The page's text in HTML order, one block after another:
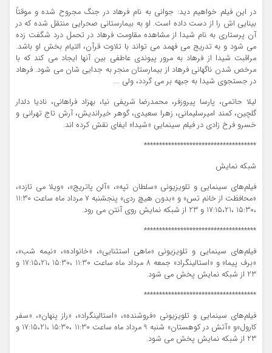
در این فیلم خواهیم دید: جوانی به نام فرهاد در جنگ مجروح شده و موقتاً
بینایی اش را از دست داده است. او به بیمارستانی صحرایی منتقل شده که در
آن پرستاری به نام شیدا از مشاهده مقاومت فرهاد در تحمل درد شگفت زده
می شود و به تدریج می فهمد می تواند با تلاوت قرآن، التیام بخش او باشد.
مراقبت شیدا از فرهاد به مرور پیوندی عاطفی بین آنها ایجاد می کند که با
مرخص شدن ناگهانی فرهاد از بیمارستان منجر به جدایی شان می شود. فرهاد
در جستجوی شیدا به جبهه بر می گردد، ولی ….
لیلا حاتمی، پارسا پیروزفر، محمدرضا شریفی نیا، بهزاد فراهانی، نادیا دلدار
گلچین، کمند امیرسلیمانی، زهرا سعیدی، گوهر خیراندیش، آرش تاج تهرانی و
خسرو فرخ زادی در فیلم سینمایی «شیدا» ایفای نقش کرده اند.
*************************************
شبکه نمایش
فیلم‌های سینمایی و تلویزیونی «سلطان تپه»، «آلن پاتریج»، «ویلا می تازد»،
«محافظت از خانم تس» و «بدون هیچ ردی» پنجشنبه 7 مرداد ماه ساعت 11:30
،15:30 ،17:15،21 و 23 از شبکه نمایش روی آنتن می رود.
*************************************
فیلم‌های سینمایی ‌و تلویزیونی «ماهی استثنایی»، «خانواده»، «نیمه شب»،
«برف پیما» و «استالینگراد» جمعه 8 مرداد ماه ساعت 11:30 ،15:30 ،17:15،21 و
23 از شبکه نمایش پخش می شود.
*************************************
فیلم‌های سینمایی ‌و تلویزیونی «فروشنده»، «استالینگراد»، «راز پنهان»، «سفر
کارول»و «آتش در کوهستان» شنبه 9 مرداد ماه ساعت 11:30 ،15:30 ،17:15،21 و
23 از شبکه نمایش پخش می شود.